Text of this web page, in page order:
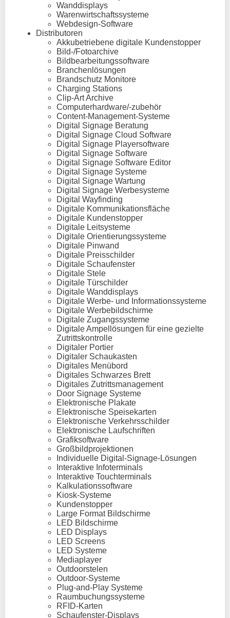
Wanddisplays
Warenwirtschaftssysteme
Webdesign-Software
Distributoren
Akkubetriebene digitale Kundenstopper
Bild-/Fotoarchive
Bildbearbeitungssoftware
Branchenlösungen
Brandschutz Monitore
Charging Stations
Clip-Art Archive
Computerhardware/-zubehör
Content-Management-Systeme
Digital Signage Beratung
Digital Signage Cloud Software
Digital Signage Playersoftware
Digital Signage Software
Digital Signage Software Editor
Digital Signage Systeme
Digital Signage Wartung
Digital Signage Werbesysteme
Digital Wayfinding
Digitale Kommunikationsfläche
Digitale Kundenstopper
Digitale Leitsysteme
Digitale Orientierungssysteme
Digitale Pinwand
Digitale Preisschilder
Digitale Schaufenster
Digitale Stele
Digitale Türschilder
Digitale Wanddisplays
Digitale Werbe- und Informationssysteme
Digitale Werbebildschirme
Digitale Zugangssysteme
Digitale Ampellösungen für eine gezielte
Zutrittskontrolle
Digitaler Portier
Digitaler Schaukasten
Digitales Menübord
Digitales Schwarzes Brett
Digitales Zutrittsmanagement
Door Signage Systeme
Elektronische Plakate
Elektronische Speisekarten
Elektronische Verkehrsschilder
Elektronische Laufschriften
Grafiksoftware
Großbildprojektionen
Individuelle Digital-Signage-Lösungen
Interaktive Infoterminals
Interaktive Touchterminals
Kalkulationssoftware
Kiosk-Systeme
Kundenstopper
Large Format Bildschirme
LED Bildschirme
LED Displays
LED Screens
LED Systeme
Mediaplayer
Outdoorstelen
Outdoor-Systeme
Plug-and-Play Systeme
Raumbuchungssysteme
RFID-Karten
Schaufenster-Displays